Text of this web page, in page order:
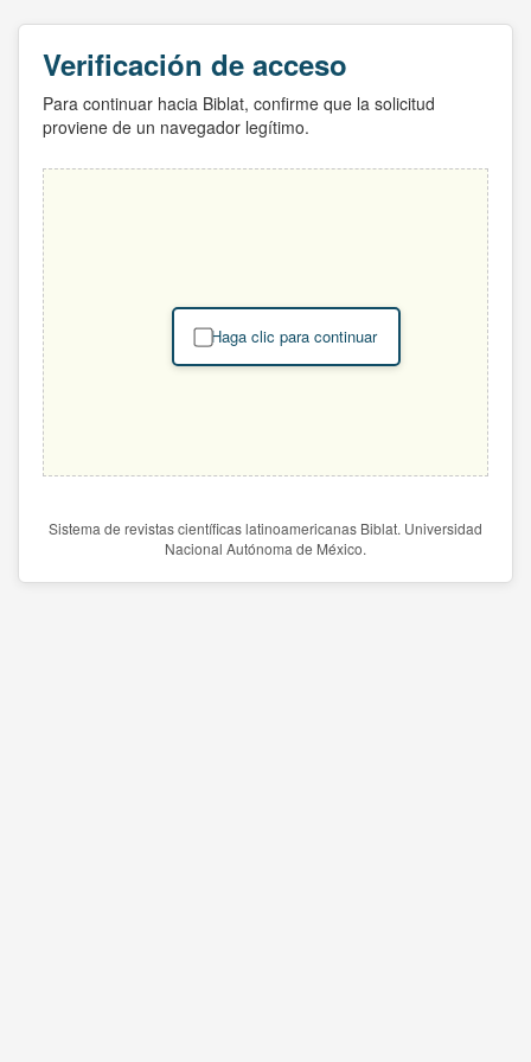
Verificación de acceso
Para continuar hacia Biblat, confirme que la solicitud
proviene de un navegador legítimo.
Haga clic para continuar
Sistema de revistas científicas latinoamericanas Biblat. Universidad
Nacional Autónoma de México.